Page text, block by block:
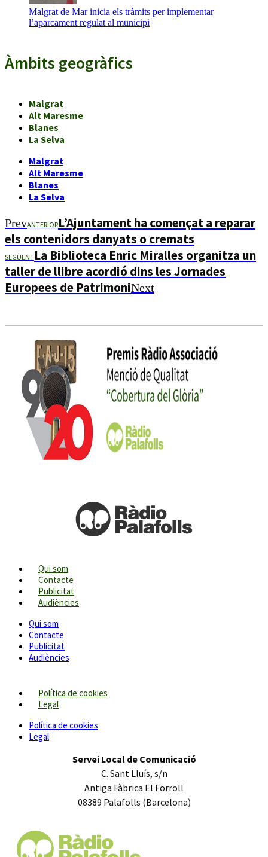
Malgrat de Mar inicia els tràmits per implementar
l’aparcament regulat al municipi
Àmbits geogràfics
Malgrat
Alt Maresme
Blanes
La Selva
Malgrat
Alt Maresme
Blanes
La Selva
PrevANTERIORL’Ajuntament ha començat a reparar
els contenidors danyats o cremats
SEGÜENTLa Biblioteca Enric Miralles organitza un
taller de llibre acordió dins les Jornades
Europees de PatrimoniNext
Qui som
Contacte
Publicitat
Audiències
Qui som
Contacte
Publicitat
Audiències
Política de cookies
Legal
Política de cookies
Legal
Servei Local de Comunicació
C. Sant Lluís, s/n
Antiga Fàbrica El Forroll
08389 Palafolls (Barcelona)